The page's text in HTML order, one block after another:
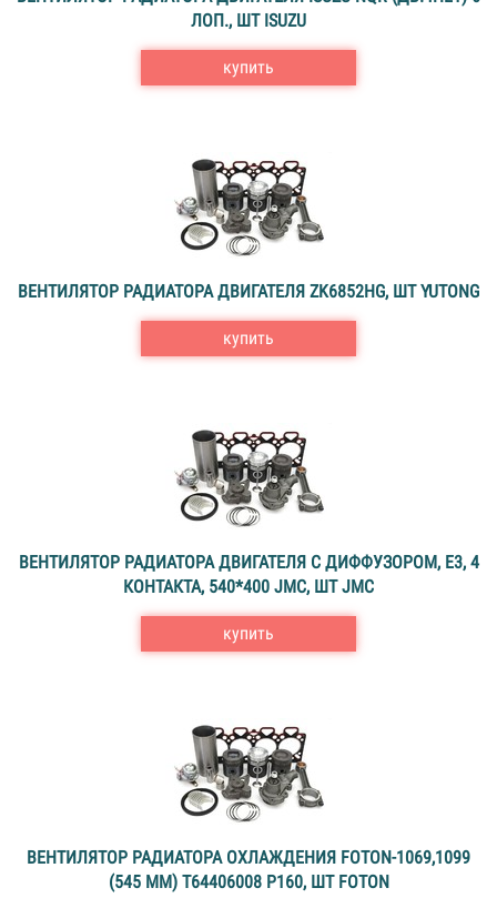
ЛОП., ШТ ISUZU
купить
ВЕНТИЛЯТОР РАДИАТОРА ДВИГАТЕЛЯ ZK6852HG, ШТ YUTONG
купить
ВЕНТИЛЯТОР РАДИАТОРА ДВИГАТЕЛЯ С ДИФФУЗОРОМ, Е3, 4
КОНТАКТА, 540*400 JMC, ШТ JMC
купить
ВЕНТИЛЯТОР РАДИАТОРА ОХЛАЖДЕНИЯ FOTON-1069,1099
(545 ММ) Т64406008 P160, ШТ FOTON